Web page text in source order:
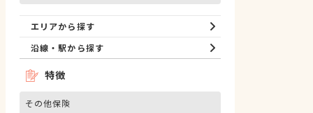
エリアから探す
沿線・駅から探す
特徴
その他保険